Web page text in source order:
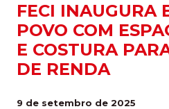
FECI INAUGURA
POVO COM
E COSTURA
DE RENDA
9 de setembro de 2025